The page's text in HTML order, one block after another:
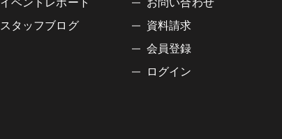
イベントレポート
スタッフブログ
お問い合わせ
資料請求
会員登録
ログイン